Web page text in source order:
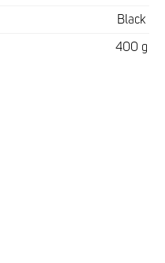
Black
400 g